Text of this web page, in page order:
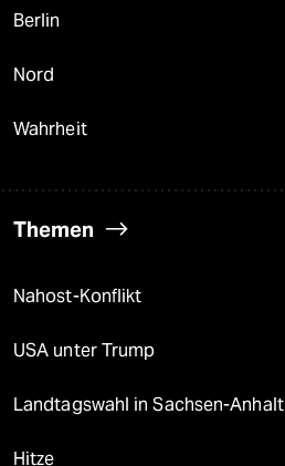
Berlin
Nord
Wahrheit
Themen
Nahost-Konflikt
USA unter Trump
Landtagswahl in Sachsen-Anhalt
Hitze